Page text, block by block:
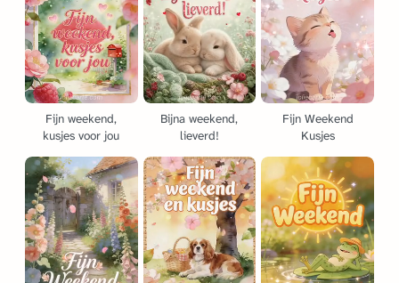
Fijn weekend,
kusjes voor jou
Bijna weekend,
lieverd!
Fijn Weekend
Kusjes